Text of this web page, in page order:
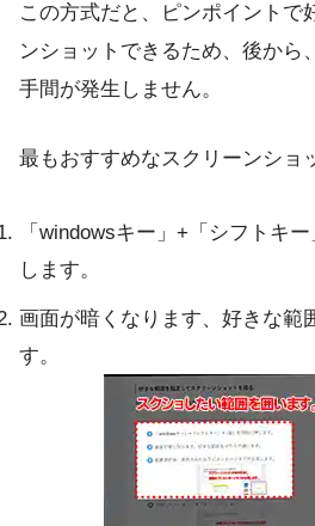
この方式だと、ピンポイントで
ンショットできるため、後から
手間が発生しません。
最もおすすめなスクリーンショ
「windowsキー」+「シフトキ
します。
画面が暗くなります、好きな範
す。